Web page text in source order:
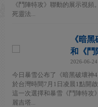
《鬥陣特攻》聯動的展示視
死靈法...
《暗
和《鬥
2026-06-24
今日暴雪公布了《暗黑破壞神
於台灣時間7月1日凌晨1點開
這一次選擇和暴雪《鬥陣特攻
麗吉塔...